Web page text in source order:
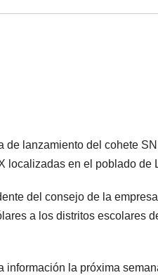
de lanzamiento del cohete
localizadas en el poblado de
del consejo de la
a los distritos escolares
información la próxima